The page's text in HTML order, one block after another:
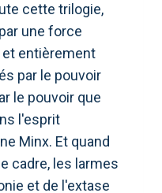
cette trilogie,
une force
et entièrement
par le pouvoir
le pouvoir que
l'esprit
Minx. Et quand
cadre, les larmes
et de l'extase